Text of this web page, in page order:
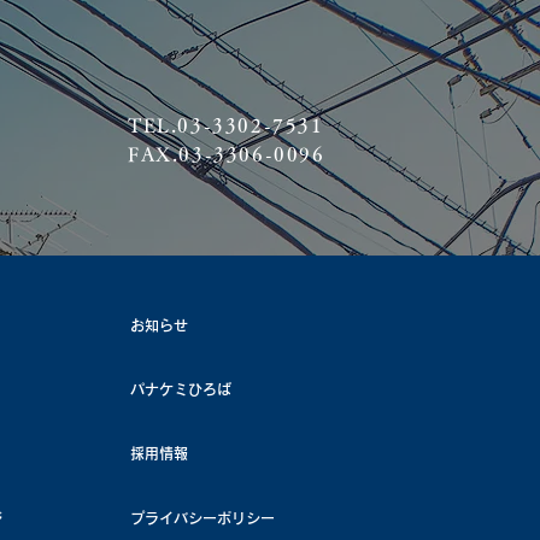
TEL.03-3302-7531
FAX.03-3306-0096
お知らせ
パナケミひろば
採用情報
プライバシーポリシー